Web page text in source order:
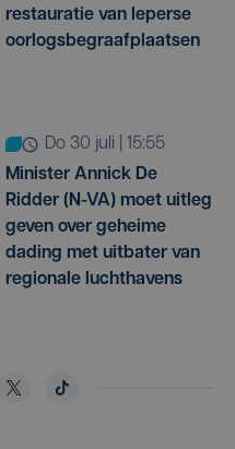
restauratie van Ieperse
oorlogsbegraafplaatsen
do 30 juli | 15:55
Minister Annick De
Ridder (N-VA) moet uitleg
geven over geheime
dading met uitbater van
regionale luchthavens